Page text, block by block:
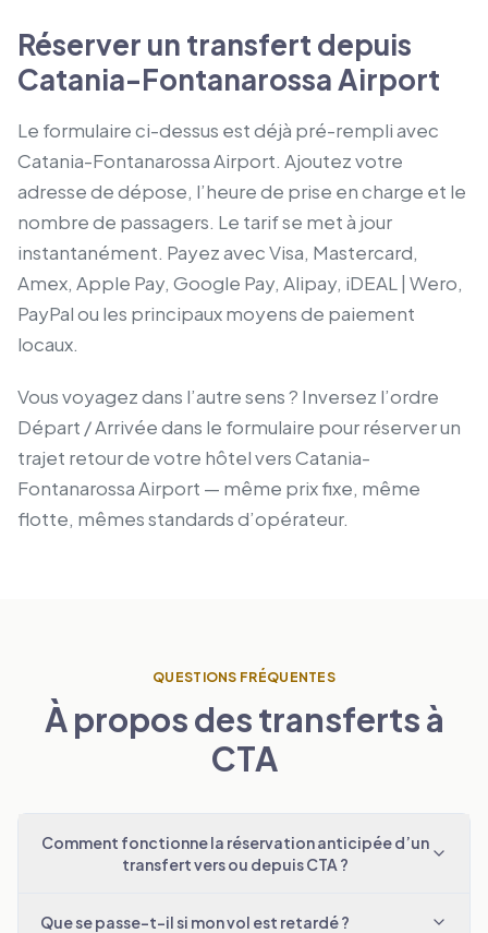
Réserver un transfert depuis
Catania-Fontanarossa Airport
Le formulaire ci-dessus est déjà pré-rempli avec
Catania-Fontanarossa Airport. Ajoutez votre
adresse de dépose, l’heure de prise en charge et le
nombre de passagers. Le tarif se met à jour
instantanément. Payez avec Visa, Mastercard,
Amex, Apple Pay, Google Pay, Alipay, iDEAL | Wero,
PayPal ou les principaux moyens de paiement
locaux.
Vous voyagez dans l’autre sens ? Inversez l’ordre
Départ / Arrivée dans le formulaire pour réserver un
trajet retour de votre hôtel vers Catania-
Fontanarossa Airport — même prix fixe, même
flotte, mêmes standards d’opérateur.
QUESTIONS FRÉQUENTES
À propos des transferts à
CTA
Comment fonctionne la réservation anticipée d’un
transfert vers ou depuis CTA ?
Que se passe-t-il si mon vol est retardé ?